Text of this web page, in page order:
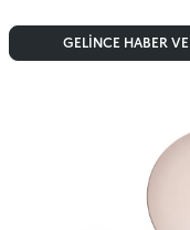
GELINCE HABER